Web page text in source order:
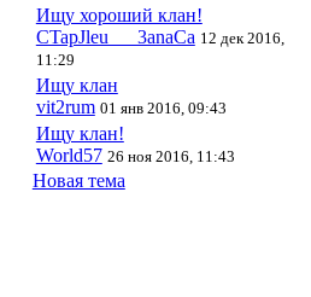
Ищу хороший клан!
CTapJleu___3anaCa 12 дек 2016,
11:29
Ищу клан
vit2rum 01 янв 2016, 09:43
Ищу клан!
World57 26 ноя 2016, 11:43
Новая тема